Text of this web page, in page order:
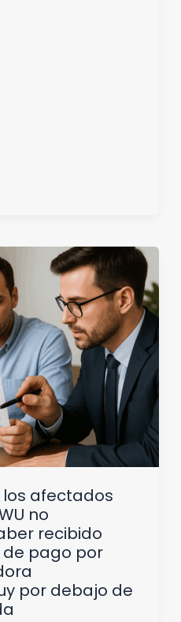
los afectados
no
recibido
pago por
por debajo de